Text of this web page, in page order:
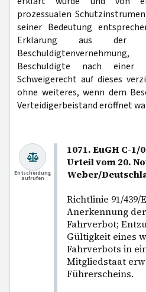
prozessualen
seiner Bedeutung
Erklärung aus der
Beschuldigte nach einer
Schweigerecht auf dieses
ohne weiteres, wenn dem
Verteidigerbeistand eröffnet
1071. EuGH C-
Urteil vom 20.
Weber/
Richtlinie 91/439/
Anerkennung
Fahrverbot;
Gültigkeit eines
Fahrverbots in
Mitgliedstaat
Führerscheins.
Entscheidung
aufrufen